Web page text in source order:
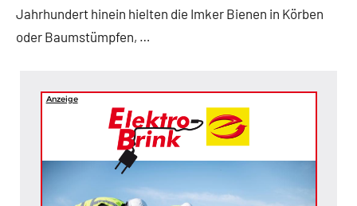
Jahrhundert hinein hielten die Imker Bienen in Körben
oder Baumstümpfen, …
Anzeige